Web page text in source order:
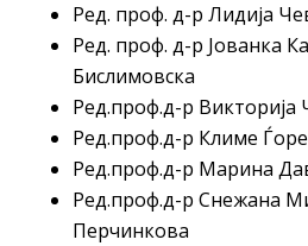
Ред. проф. д-р Лидија
Ред. проф. д-р Јованка
Бислимовска
Ред.проф.д-р Викторија
Ред.проф.д-р Климе
Ред.проф.д-р Марина
Ред.проф.д-р Снежана
Перчинкова